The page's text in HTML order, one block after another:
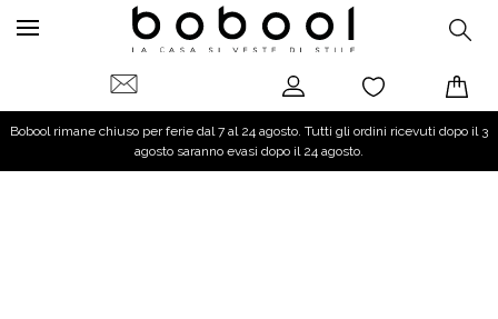
Bobool rimane chiuso per ferie dal 7 al 24 agosto. Tutti gli ordini ricevuti dopo il 3
agosto saranno evasi dopo il 24 agosto.